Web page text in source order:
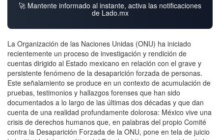
🚀 Mantente informado al instante, activa las notificaciones
de Lado.mx
La Organización de las Naciones Unidas (ONU) ha iniciado
recientemente un proceso de investigación y rendición de
cuentas dirigido al Estado mexicano en relación con el grave y
persistente fenómeno de la desaparición forzada de personas.
Este señalamiento se produce en un contexto de acumulación de
pruebas, testimonios y hallazgos forenses que han sido
documentados a lo largo de las últimas dos décadas y que dan
cuenta de una realidad profundamente dolorosa: México vive una
crisis de derechos humanos que, en palabras del propio Comité
contra la Desaparición Forzada de la ONU, pone en tela de juicio